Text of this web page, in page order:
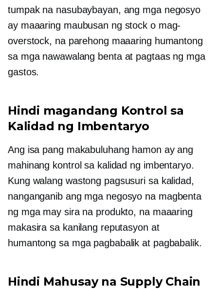
tumpak na nasubaybayan, ang mga negosyo
ay maaaring maubusan ng stock o mag-
overstock, na parehong maaaring humantong
sa mga nawawalang benta at pagtaas ng mga
gastos.
Hindi magandang Kontrol sa
Kalidad ng Imbentaryo
Ang isa pang makabuluhang hamon ay ang
mahinang kontrol sa kalidad ng imbentaryo.
Kung walang wastong pagsusuri sa kalidad,
nanganganib ang mga negosyo na magbenta
ng mga may sira na produkto, na maaaring
makasira sa kanilang reputasyon at
humantong sa mga pagbabalik at pagbabalik.
Hindi Mahusay na Supply Chain